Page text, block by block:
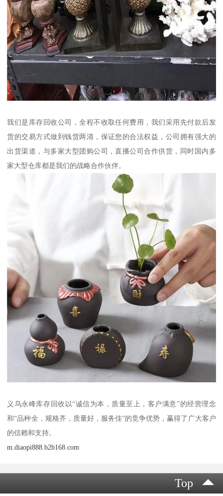
我们是库存回收公司，全程不收取任何费用，我们采用先付款后发
货的交易方式做到钱货两清，保证您的合法权益，公司拥有强大的
出货渠道，与多家大型团购公司，直播公司合作供货，同时国内多
家大型仓库都是我们的战略合作伙伴。
义乌永峰库存回收以“诚信为本，质量至上，客户满意”的经营理念
和“品种全，规格齐，质量好，服务佳”的竞争优势，赢得了广大客户
的信赖和支持。
m.diaopi888.b2b168.com
Top